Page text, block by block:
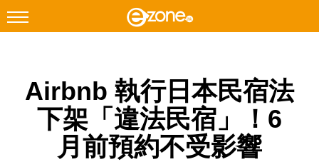
Facebook Instagram
科技焦點
Airbnb 執行日本民宿法
下架「違法民宿」！6
月前預約不受影響